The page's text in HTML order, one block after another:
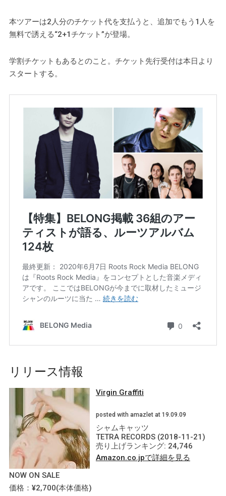
本ツアーは2人分のチケット代を支払うと、追加でもう1人を
無料で誘える“2+1チケット”が登場。
学割チケットもあるとのこと。チケット先行受付は本日より
スタートする。
リリース情報
Virgin Graffiti
posted with amazlet at 19.09.09
シャムキャッツ
TETRA RECORDS (2018-11-21)
売り上げランキング: 24,746
Amazon.co.jpで詳細を見る
NOW ON SALE
価格：¥2,700(本体価格)